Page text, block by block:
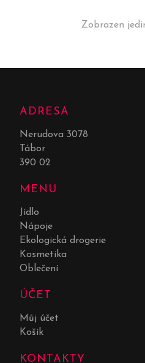
Zobrazen
ADRESA
Nerudova 3078
Tábor
390 02
MENU
Jídlo
Nápoje
Ekologická drogerie
Kosmetika
Oblečení
ÚČET
Můj účet
Košík
KONTAKTY